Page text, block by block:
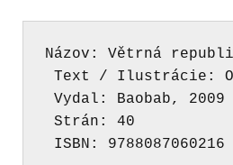
Názov : Větrná
Text / Ilustrácie :
Vydal : Baobab, 2009
Strán : 40
ISBN : 9788087060216